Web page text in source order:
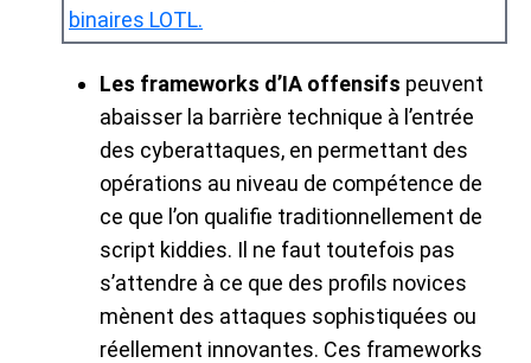
binaires LOTL.
Les frameworks d’IA offensifs peuvent
abaisser la barrière technique à l’entrée
des cyberattaques, en permettant des
opérations au niveau de compétence de
ce que l’on qualifie traditionnellement de
script kiddies. Il ne faut toutefois pas
s’attendre à ce que des profils novices
mènent des attaques sophistiquées ou
réellement innovantes. Ces frameworks